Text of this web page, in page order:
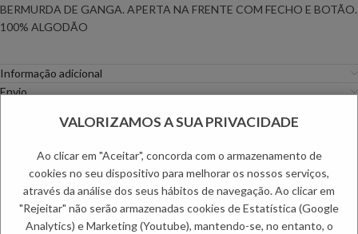
BERMURDA DE GANGA. APERTA NA FRENTE COM FECHO E BOTÃO.
100% ALGODÃO
Informação adicional
Envio
Trocas e Devoluções
Categorias:Calções , Mulher
Etiquetas: PC DAYS , Primavera Especial
PRODUTOS RELACIONADOS:
VALORIZAMOS A SUA PRIVACIDADE
Ao clicar em "Aceitar", concorda com o armazenamento de
cookies no seu dispositivo para melhorar os nossos serviços,
através da análise dos seus hábitos de navegação. Ao clicar em
"Rejeitar" não serão armazenadas cookies de Estatística (Google
Analytics) e Marketing (Youtube), mantendo-se, no entanto, o